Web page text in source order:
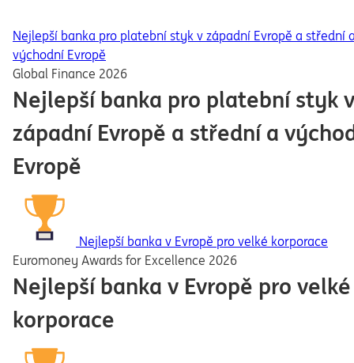
Nejlepší banka pro platební styk v západní Evropě a střední
východní Evropě
Global Finance 2026
Nejlepší banka pro platební styk v
západní Evropě a střední a
Evropě
Nejlepší banka v Evropě pro velké korporace
Euromoney Awards for Excellence 2026
Nejlepší banka v Evropě pro velké
korporace